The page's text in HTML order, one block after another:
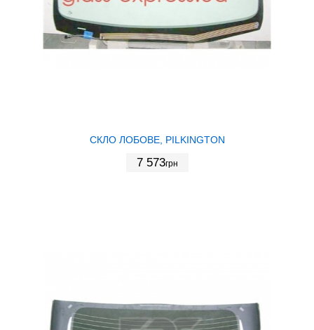
СКЛО ЛОБОВЕ, PILKINGTON
7 573грн